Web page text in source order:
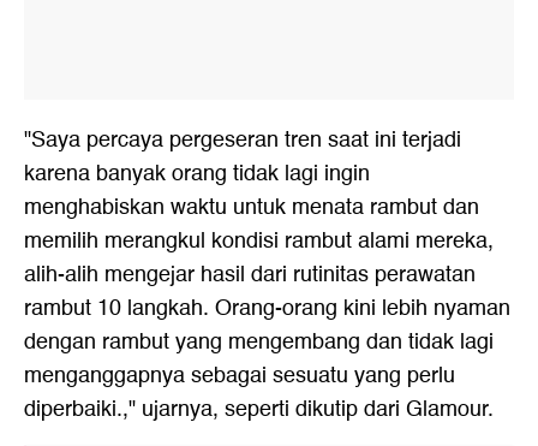
"Saya percaya pergeseran tren saat ini terjadi
karena banyak orang tidak lagi ingin
menghabiskan waktu untuk menata rambut dan
memilih merangkul kondisi rambut alami mereka,
alih-alih mengejar hasil dari rutinitas perawatan
rambut 10 langkah. Orang-orang kini lebih nyaman
dengan rambut yang mengembang dan tidak lagi
menganggapnya sebagai sesuatu yang perlu
diperbaiki.," ujarnya, seperti dikutip dari Glamour.